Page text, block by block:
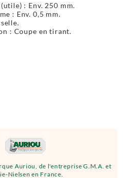
Auriou, de l'entreprise G.M.A. et
Nielsen en France.
: Env. 250 mm.
: Env. 0,5 mm.
: Coupe en tirant.